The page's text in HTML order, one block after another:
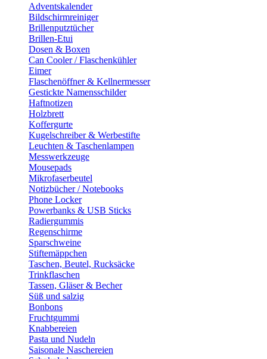
Adventskalender
Bildschirmreiniger
Brillenputztücher
Brillen-Etui
Dosen & Boxen
Can Cooler / Flaschenkühler
Eimer
Flaschenöffner & Kellnermesser
Gestickte Namensschilder
Haftnotizen
Holzbrett
Koffergurte
Kugelschreiber & Werbestifte
Leuchten & Taschenlampen
Messwerkzeuge
Mousepads
Mikrofaserbeutel
Notizbücher / Notebooks
Phone Locker
Powerbanks & USB Sticks
Radiergummis
Regenschirme
Sparschweine
Stiftemäppchen
Taschen, Beutel, Rucksäcke
Trinkflaschen
Tassen, Gläser & Becher
Süß und salzig
Bonbons
Fruchtgummi
Knabbereien
Pasta und Nudeln
Saisonale Naschereien